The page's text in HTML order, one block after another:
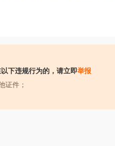
，300多项工程和专业技术获国家
”标杆企业，2023年入选国务院国
企业使命，不断创新业务发展模式
下违规行为的，请立即举报
证件；
或者以其他名义向您收取财物（ 如